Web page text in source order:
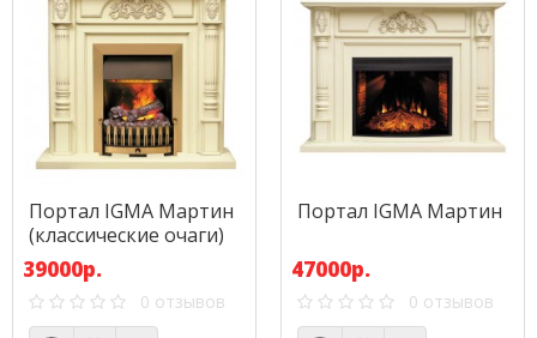
Портал IGMA Мартин
(классические очаги)
39000р.
0 отзывов
Портал IGMA Мартин
47000р.
0 отзывов